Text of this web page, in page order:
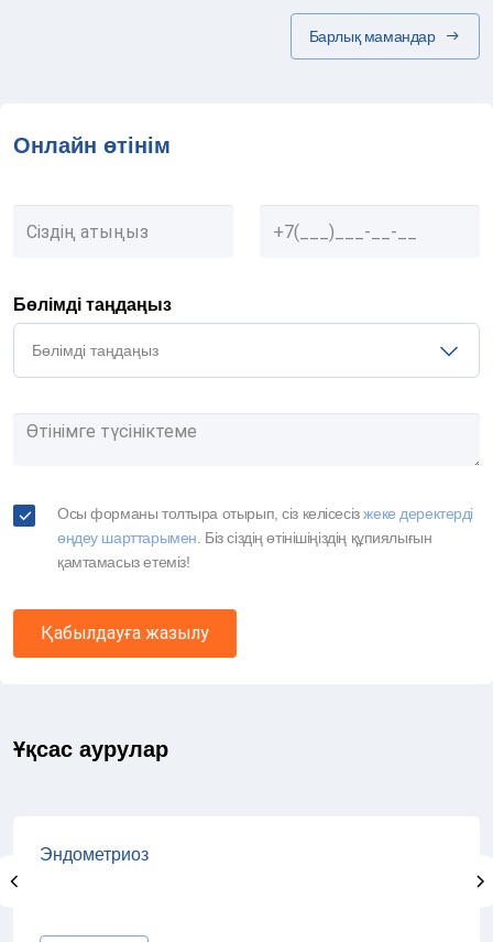
Барлық мамандар
Онлайн өтінім
Бөлімді таңдаңыз
Бөлімді таңдаңыз
Осы форманы толтыра отырып, сіз келісесізжеке деректерді
өңдеу шарттарымен. Біз сіздің өтінішіңіздің құпиялығын
қамтамасыз етеміз!
Қабылдауға жазылу
Ұқсас аурулар
Эндометриоз